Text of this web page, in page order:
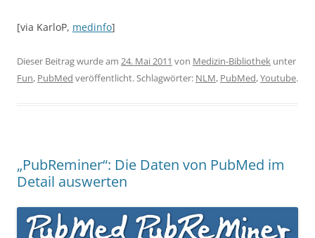
[via KarloP, medinfo]
Dieser Beitrag wurde am 24. Mai 2011 von Medizin-Bibliothek unter
Fun, PubMed veröffentlicht. Schlagwörter: NLM, PubMed,Youtube.
„PubReminer“: Die Daten von PubMed im
Detail auswerten